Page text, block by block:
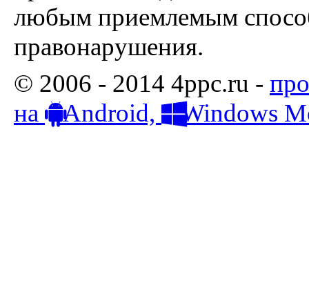
любым приемлемым
правонарушения.
© 2006 - 2014 4ppc.ru -
на
Android, Windows